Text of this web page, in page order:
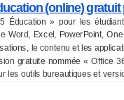
(online)
Éducation » pour les
Word, Excel, PowerPoint,
le contenu et les
gratuite nommée « Office
les outils bureautiques et